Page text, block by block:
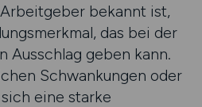
bekannt ist,
das bei der
Ausschlag geben kann.
Schwankungen oder
eine starke